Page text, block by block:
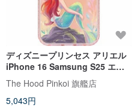
ディズニープリンセス アリエル
iPhone 16 Samsung S25 エア
クッション 落下防止 標準ミラー
電話ケース
The Hood Pinkoi 旗艦店
5,043円